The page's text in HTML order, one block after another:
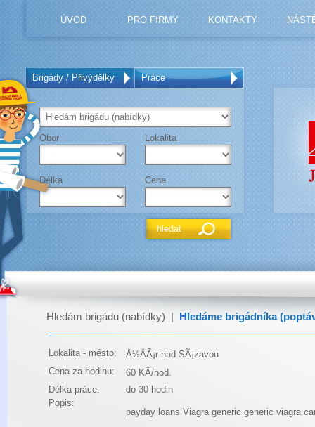
ÚVOD PRO FIRMY KONTAKTY
Brigády / Přivýdělky Práce
Obor Lokalita
Délka Cena
Hledám brigádu (nabídky) Hledáme brigádníka
Lokalita - město:
Å½ÄÃ¡r nad SÃ¡zavou
Cena za hodinu:
60 KÄ/hod.
Délka práce:
do 30 hodin
Popis:
payday loans Viagra generic generic viagra